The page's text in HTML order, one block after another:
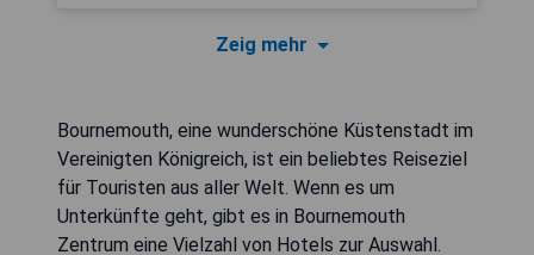
Zeig mehr
Bournemouth, eine wunderschöne Küstenstadt im
Vereinigten Königreich, ist ein beliebtes Reiseziel
für Touristen aus aller Welt. Wenn es um
Unterkünfte geht, gibt es in Bournemouth
Zentrum eine Vielzahl von Hotels zur Auswahl.